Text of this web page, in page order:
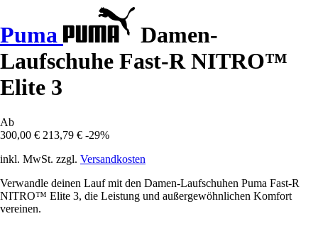
Puma
Damen-
Laufschuhe Fast-R NITRO™
Elite 3
Ab
300,00 € 213,79 € -29%
inkl. MwSt. zzgl. Versandkosten
Verwandle deinen Lauf mit den Damen-Laufschuhen Puma Fast-R
NITRO™ Elite 3, die Leistung und außergewöhnlichen Komfort
vereinen.